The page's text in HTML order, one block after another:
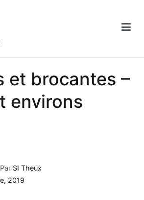
et brocantes –
environs
Par SI Theux
2019